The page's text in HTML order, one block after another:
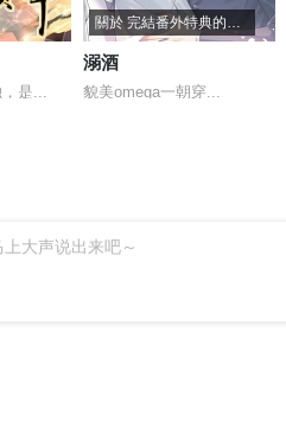
是...
關於 完結番外特典的通知
溺酒
貌美omega一朝穿...
大声说出来吧～